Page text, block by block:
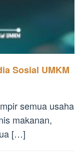
Sosial UMKM
semua usaha
makanan,
[…]